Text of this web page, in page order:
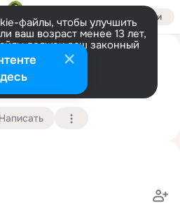
Войти
файлы, чтобы улучшить
ваш возраст менее 13 лет,
должен ваш законный
информации
Настроить
Хальзов
26 сентября Подробнее
Написать